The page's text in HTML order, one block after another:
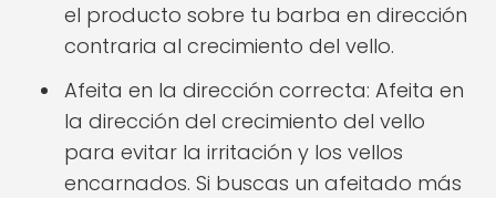
el producto sobre tu barba en dirección
contraria al crecimiento del vello.
Afeita en la dirección correcta: Afeita en
la dirección del crecimiento del vello
para evitar la irritación y los vellos
encarnados. Si buscas un afeitado más